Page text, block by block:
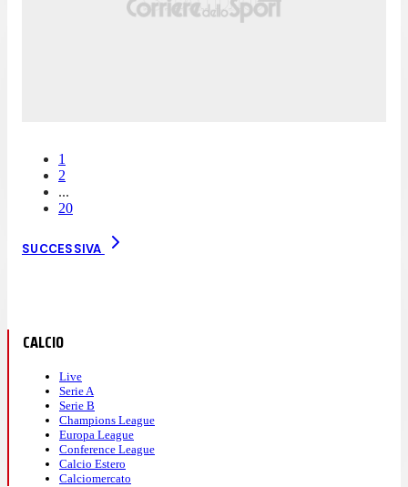
1
2
...
20
SUCCESSIVA
CALCIO
Live
Serie A
Serie B
Champions League
Europa League
Conference League
Calcio Estero
Calciomercato